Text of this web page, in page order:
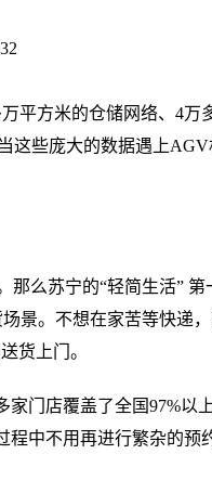
平方米的仓储网络、4万
这些庞大的数据遇上
么苏宁的“轻简生活”
景。不想在家苦等快递，
货上门。
门店覆盖了全国97%以
中不用再进行繁杂的预